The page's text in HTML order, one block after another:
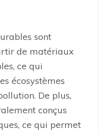
sont
de matériaux
ce qui
écosystèmes
De plus,
conçus
ce qui permet